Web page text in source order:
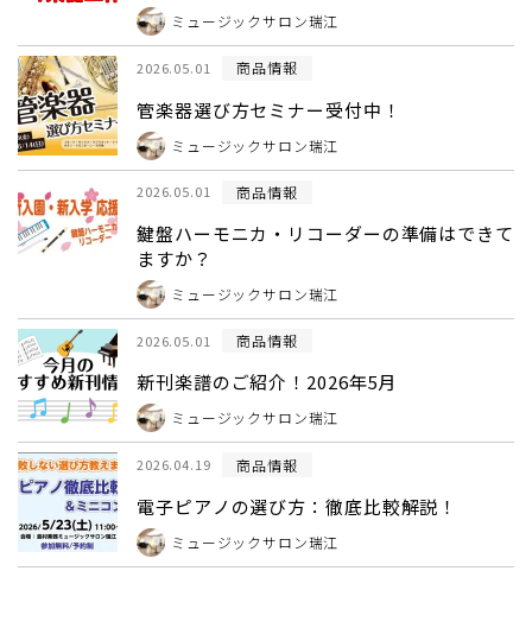
ミュージックサロン瑞江
2026.05.01 商品情報
管楽器選び方セミナー受付中！
ミュージックサロン瑞江
2026.05.01 商品情報
鍵盤ハーモニカ・リコーダーの準備はできて
ますか？
ミュージックサロン瑞江
2026.05.01 商品情報
新刊楽譜のご紹介！2026年5月
ミュージックサロン瑞江
2026.04.19 商品情報
電子ピアノの選び方：徹底比較解説！
ミュージックサロン瑞江